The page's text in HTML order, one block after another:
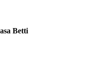
Betti